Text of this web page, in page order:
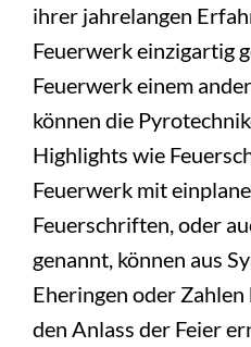
ihrer jahrelangen
Feuerwerk einzigartig
Feuerwerk einem
können die
Highlights wie
Feuerwerk mit
Feuerschriften, oder
genannt, können aus
Eheringen oder
den Anlass der Feier